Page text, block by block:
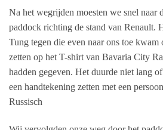
Na het wegrijden moesten we snel naar
paddock richting de stand van Renault.
Tung tegen die even naar ons toe kwam
zetten op het T-shirt van Bavaria City
hadden gegeven. Het duurde niet lang
een handtekening zetten met een
Russisch